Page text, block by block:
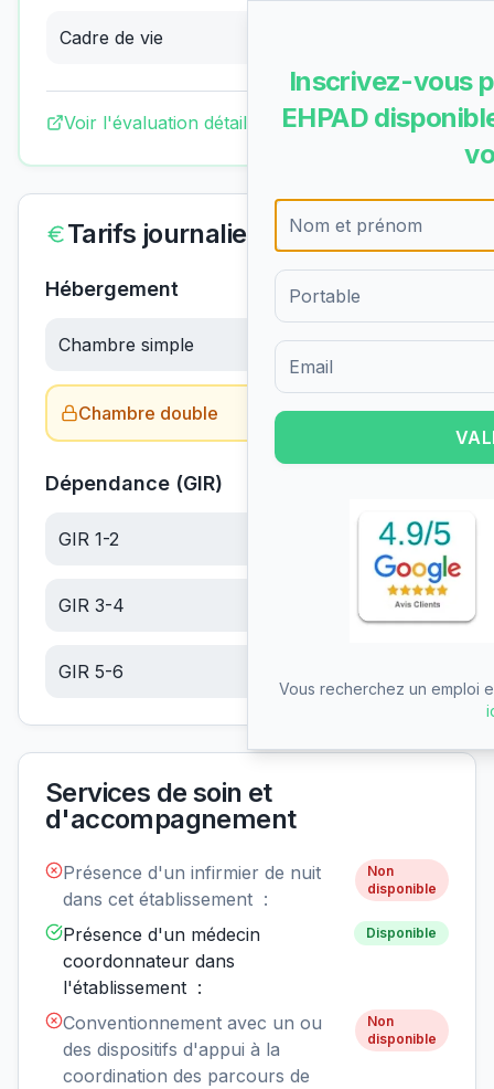
Cadre de vie
Voir l'évaluation détaillée complète
Tarifs journaliers
Hébergement
Chambre simple 63.03€/jour
Chambre double Obtenir le tarif →
Dépendance (GIR)
GIR 1-2 22.75€/jour
GIR 3-4 €/jour
GIR 5-6
Services de soin et
d'accompagnement
Présence d'un infirmier de nuit
dans cet établissement :
Non
disponible
Présence d'un médecin
coordonnateur dans
l'établissement :
Disponible
Conventionnement avec un ou
des dispositifs d'appui à la
coordination des parcours de
Non
disponible
Inscrivez-vous
EHPAD
Formulaire d'inscription pour
Vous recherchez un emploi